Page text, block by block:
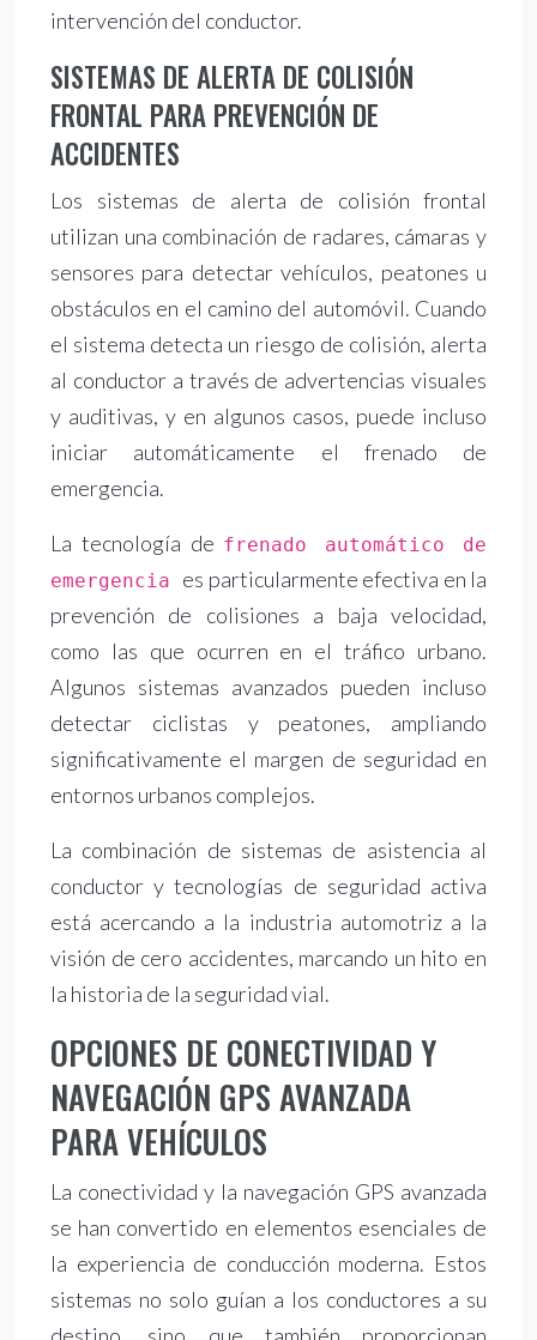
intervención del conductor.
SISTEMAS DE ALERTA DE COLISIÓN
FRONTAL PARA PREVENCIÓN DE
ACCIDENTES
Los sistemas de alerta de colisión frontal
utilizan una combinación de radares, cámaras y
sensores para detectar vehículos, peatones u
obstáculos en el camino del automóvil. Cuando
el sistema detecta un riesgo de colisión, alerta
al conductor a través de advertencias visuales
y auditivas, y en algunos casos, puede incluso
iniciar automáticamente el frenado de
emergencia.
La tecnología de frenado automático de
emergencia es particularmente efectiva en la
prevención de colisiones a baja velocidad,
como las que ocurren en el tráfico urbano.
Algunos sistemas avanzados pueden incluso
detectar ciclistas y peatones, ampliando
significativamente el margen de seguridad en
entornos urbanos complejos.
La combinación de sistemas de asistencia al
conductor y tecnologías de seguridad activa
está acercando a la industria automotriz a la
visión de cero accidentes, marcando un hito en
la historia de la seguridad vial.
OPCIONES DE CONECTIVIDAD Y
NAVEGACIÓN GPS AVANZADA
PARA VEHÍCULOS
La conectividad y la navegación GPS avanzada
se han convertido en elementos esenciales de
la experiencia de conducción moderna. Estos
sistemas no solo guían a los conductores a su